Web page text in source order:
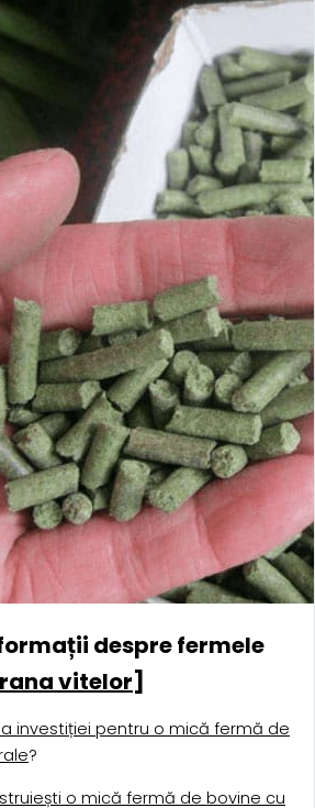
despre fermele
vitelor]
investiției pentru o mică fermă de
?
o mică fermă de bovine cu